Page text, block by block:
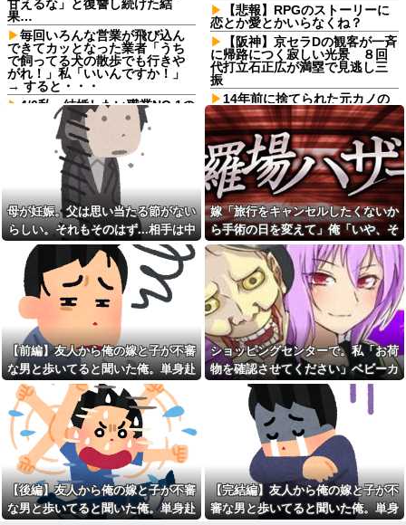
甘えるな」と復讐し続けた結
果…
毎回いろんな営業が飛び込ん
できてカッとなった業者「うち
で飼ってる犬の散歩でも行きや
がれ！」私「いいんですか！」
→ すると・・・
4/6私、結婚したい職業NO.1の
公務員なんですけど、嫁が子供
連れて家出した。全く理由は思
いつかないけど強いてあげると
すれば母のせいかもしれない。
嫁のせいでアトピー悪化しそう
【衝撃】 日本人「家が何千万
円もするのは狂ってる」大工
「はぁ？じゃ自分で作ってみろ
よ」→結果ｗｗｗｗｗｗ
【画像】こんな感じのクルマ
で車中泊旅したいよな？？？
みい山作者、みいちゃんでチ
ー牛なのではという疑惑が生ま
れるｗｗｗｗｗｗｗ
寺田心、週6ジム通いで体重
62kg→82kgに 110kgのベンチ
プレス持ち上げる姿披露
【悲報】親「うちの子にはゲ
ームは買い与えません。本だけ
で十分」→結果ｗｗｗ
ハンターハンターにわか「何
でも切れる刀は具現化できない(ﾆ
ﾁｯ」←これ
夫「嫁がメシマズで困ってる
んだよ。毎日つれーわｗ」義両
親「なに！食べに行く！」夫
「いや、そんな事しなくていい
からｗ」→ある日、私の作った
【悲報】RPGのストーリーに
恋とか愛とかいらなくね？
【阪神】京セラDの観客が一斉
に帰路につく寂しい光景 ８回
代打立石正広が満塁で見逃し三
振
14年前に捨てられた元カノの
「托卵」が発覚し間男扱いされ
た。妻の疑いの視線の中、昔捨
てずに残していた『〇〇』を持
ち出した結果←修理屋のオッサ
ンの技術力とノリが神すぎる
【うわぁ…】3年間付き合って
初めての旅行、結果がこれｗｗ
ｗｗ
もう先が長くないと20代で宣
告された友達A。「会いに来てほ
しい」と言うので彼女の好きな
もの沢山もっていったんだけ
ど、なんとBが手渡した物は…
子なし保育士の義兄夫婦、上
から目線で育児アドバイスされ
る日々に限界！「この時期は知
育おもちゃが〜」と理想論を語
り、義父母も「頼れ頼れ」とウ
ザすぎる・・・
【2/2】俺が嫁の体型について
うるさくいったり、挨拶を全く
しなかったりするんだけど、こ
れってモラハラなの？嫁が出て
行っちゃったんだが・・・
「お食い初めなんて俺になん
のメリットがあるの」「そんな
に大変なら育児やめれば？」冗
談で言ったのに本気に取られて
離婚を言い渡された
彼女と結婚の話をしていた時
母が妊娠。父は思い当たる節がない
らしい。それもそのはず...相手は中
1の...
嫁「旅行をキャンセルしたくないか
ら手術の日を変えて」俺「いや、そ
れおかしくない？」→納得できず…
【前編】友人から俺の嫁と子が不審
な男と歩いてると聞いた俺。単身赴
任先から興信所に相談した結果
ショッピングセンターで。私「お荷
物を確認させてください」ベビーカ
ーママ「泥棒扱いする気！？」→ゲ
ートが鳴った理由を調べた結果…
【後編】友人から俺の嫁と子が不審
な男と歩いてると聞いた俺。単身赴
【完結編】友人から俺の嫁と子が不
審な男と歩いてると聞いた俺。単身